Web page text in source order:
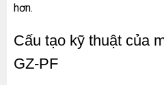
hơn.
Cấu tạo kỹ thuật của
GZ-PF